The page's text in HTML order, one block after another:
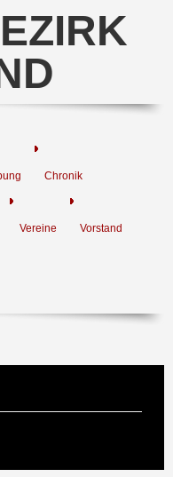
Chronik
Vereine Vorstand